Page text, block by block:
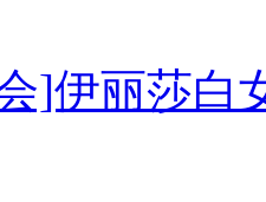
]伊丽莎白